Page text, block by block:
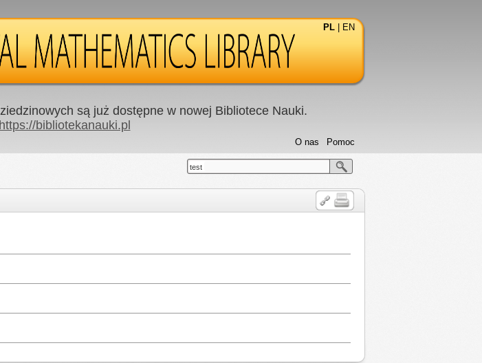
PL EN
są już dostępne w nowej Bibliotece Nauki.
https://bibliotekanauki.pl
Pomoc
O nas
test